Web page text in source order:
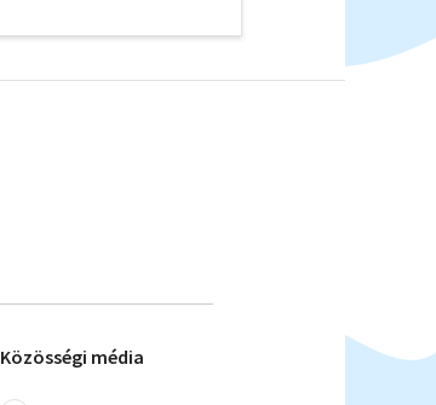
Közösségi média